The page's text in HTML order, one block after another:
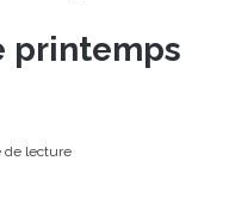
printemps
de lecture